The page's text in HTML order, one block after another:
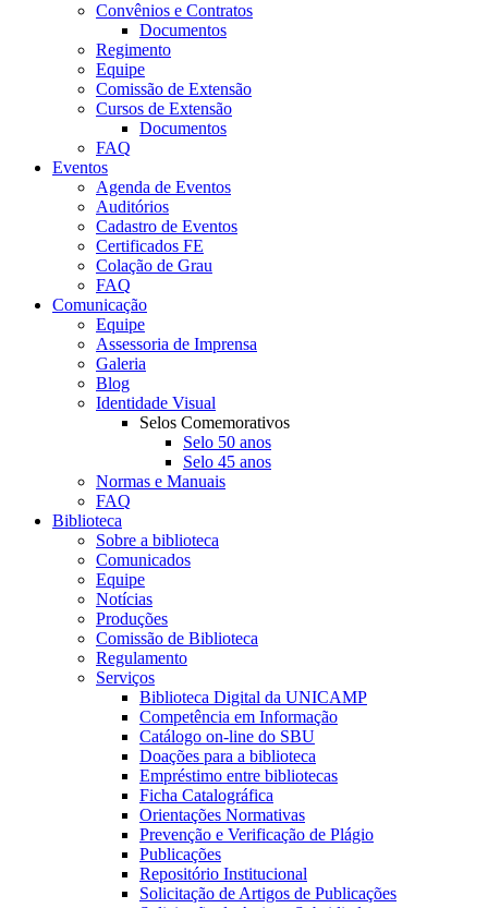
Convênios e Contratos
Documentos
Regimento
Equipe
Comissão de Extensão
Cursos de Extensão
Documentos
FAQ
Eventos
Agenda de Eventos
Auditórios
Cadastro de Eventos
Certificados FE
Colação de Grau
FAQ
Comunicação
Equipe
Assessoria de Imprensa
Galeria
Blog
Identidade Visual
Selos Comemorativos
Selo 50 anos
Selo 45 anos
Normas e Manuais
FAQ
Biblioteca
Sobre a biblioteca
Comunicados
Equipe
Notícias
Produções
Comissão de Biblioteca
Regulamento
Serviços
Biblioteca Digital da UNICAMP
Competência em Informação
Catálogo on-line do SBU
Doações para a biblioteca
Empréstimo entre bibliotecas
Ficha Catalográfica
Orientações Normativas
Prevenção e Verificação de Plágio
Publicações
Repositório Institucional
Solicitação de Artigos de Publicações